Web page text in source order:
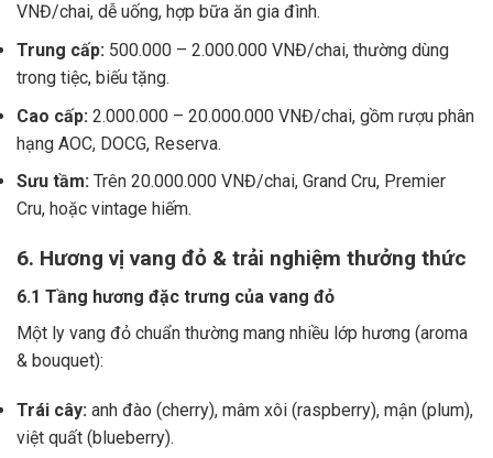
VNĐ/chai, dễ uống, hợp bữa ăn gia đình.
Trung cấp: 500.000 – 2.000.000 VNĐ/chai, thường dùng
trong tiệc, biếu tặng.
Cao cấp: 2.000.000 – 20.000.000 VNĐ/chai, gồm rượu phân
hạng AOC, DOCG, Reserva.
Sưu tầm: Trên 20.000.000 VNĐ/chai, Grand Cru, Premier
Cru, hoặc vintage hiếm.
6. Hương vị vang đỏ & trải nghiệm thưởng thức
6.1 Tầng hương đặc trưng của vang đỏ
Một ly vang đỏ chuẩn thường mang nhiều lớp hương (aroma
& bouquet):
Trái cây: anh đào (cherry), mâm xôi (raspberry), mận (plum),
việt quất (blueberry).